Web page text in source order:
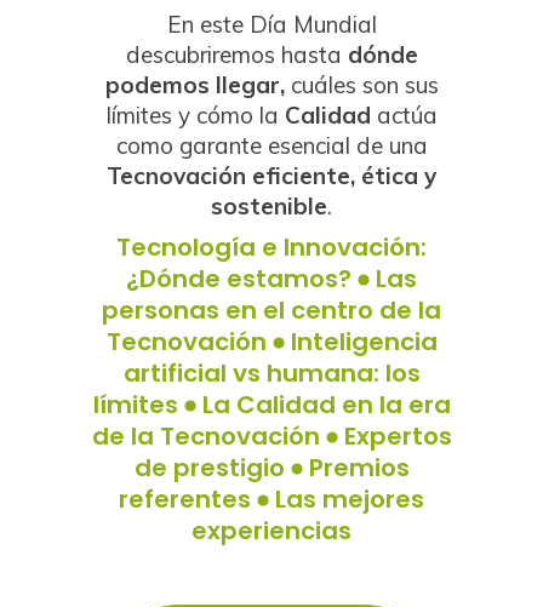
En este Día Mundial
descubriremos hasta dónde
podemos llegar, cuáles son sus
límites y cómo la Calidad actúa
como garante esencial de una
Tecnovación eficiente, ética y
sostenible.
Tecnología e Innovación:
¿Dónde estamos?
Las
personas en el centro de la
Tecnovación Inteligencia
artificial vs humana: los
límites La Calidad en la era
de la Tecnovación Expertos
de prestigio Premios
referentes
Las mejores
experiencias